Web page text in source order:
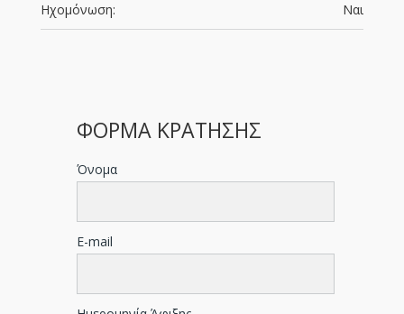
Ηχομόνωση: Ναι
ΦΟΡΜΑ ΚΡΑΤΗΣΗΣ
Όνομα
E-mail